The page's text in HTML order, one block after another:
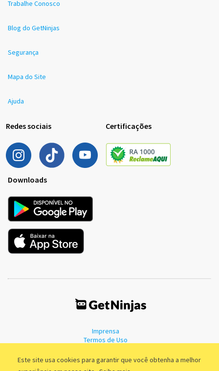
Este site usa cookies para garantir que você obtenha a melhor
Trabalhe Conosco
Blog do GetNinjas
Segurança
Mapa do Site
Ajuda
Redes sociais Certificações
Downloads
Imprensa
Termos de Uso